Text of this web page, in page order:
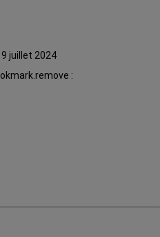
juillet 2024
: